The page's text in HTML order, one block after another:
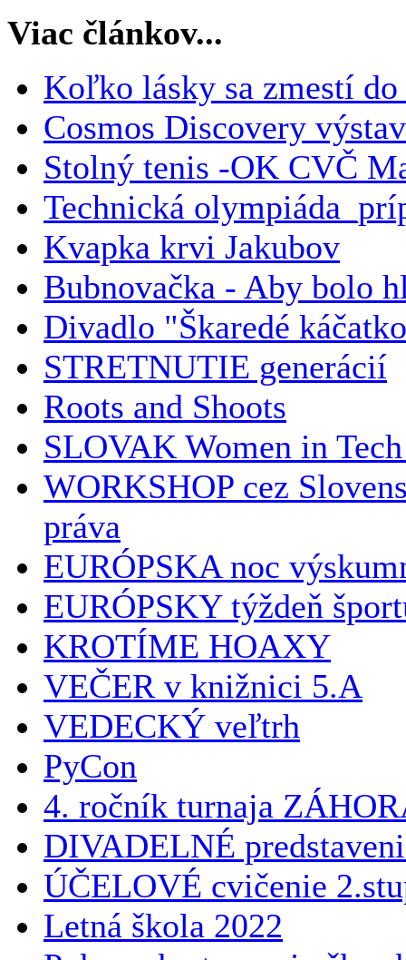
Viac článkov...
Koľko lásky sa zmestí
Cosmos Discovery
Stolný tenis -OK CVČ
Technická
Kvapka krvi Jakubov
Bubnovačka - Aby bolo
Divadlo "Škaredé
STRETNUTIE generácií
Roots and Shoots
SLOVAK Women in
WORKSHOP cez
práva
EURÓPSKA noc
EURÓPSKY týždeň
KROTÍME HOAXY
VEČER v knižnici 5.A
VEDECKÝ veľtrh
PyCon
4. ročník turnaja
DIVADELNÉ
ÚČELOVÉ cvičenie
Letná škola 2022